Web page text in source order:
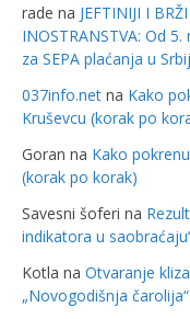
rade na JEFTINIJI I
INOSTRANSTVA: Od
za SEPA plaćanja u
037info.net na Kako
Kruševcu (korak po
Goran na Kako
(korak po korak)
Savesni šoferi na
indikatora u
Kotla na Otvaranje
„Novogodišnja čarolija“